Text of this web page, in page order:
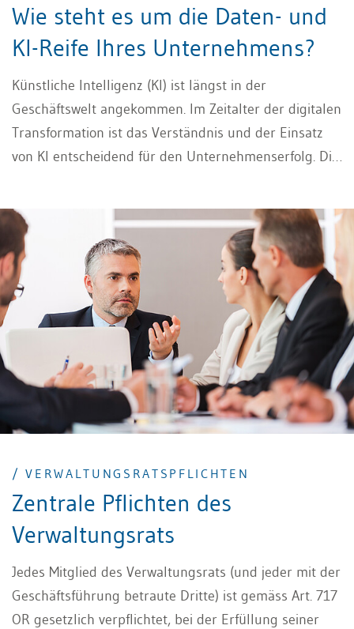
Wie steht es um die Daten- und
KI-Reife Ihres Unternehmens?
Künstliche Intelligenz (KI) ist längst in der
Geschäftswelt angekommen. Im Zeitalter der digitalen
Transformation ist das Verständnis und der Einsatz
von KI entscheidend für den Unternehmenserfolg. Die
einem ersten Schritt gilt es eine Selbsteinschätzung
über die KI-Reife des Unternehmens vorzunehmen.
/ VERWALTUNGSRATSPFLICHTEN
Zentrale Pflichten des
Verwaltungsrats
Jedes Mitglied des Verwaltungsrats (und jeder mit der
Geschäftsführung betraute Dritte) ist gemäss Art. 717
OR gesetzlich verpflichtet, bei der Erfüllung seiner